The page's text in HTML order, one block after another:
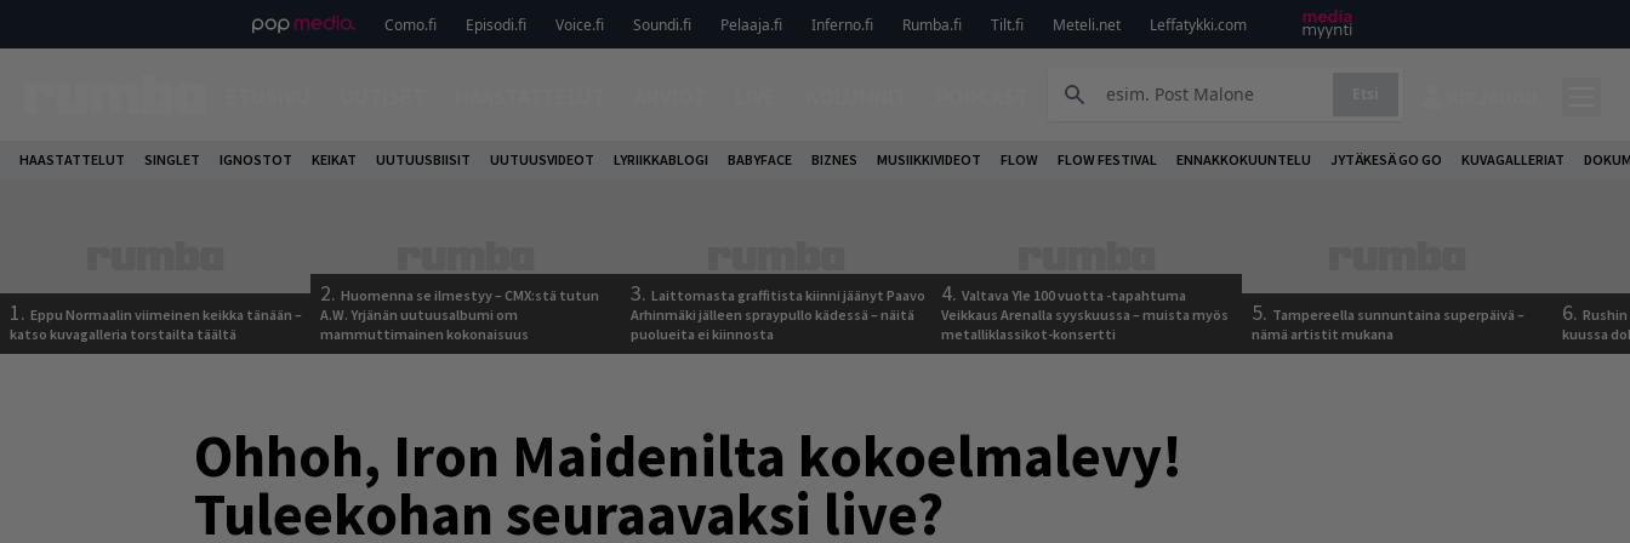
Como.fi Episodi.fi Voice.fi Soundi.fi Pelaaja.fi Inferno.fi Rumba.fi Tilt.fi Meteli.net Leffatykki.com
HAASTATTELUT SINGLET IGNOSTOT KEIKAT UUTUUSBIISIT UUTUUSVIDEOT LYRIIKKABLOGI BABYFACE BIZNES MUSIIKKIVIDEOT FLOW FLOW FESTIVAL ENNAKKOKUUNTELU JYTÄKESÄ GO GO KUVAGALLERIAT
1. Eppu Normaalin viimeinen keikka tänään –
katso kuvagalleria torstailta täältä
2. Huomenna se ilmestyy – CMX:stä tutun
A.W. Yrjänän uutuusalbumi om
mammuttimainen kokonaisuus
3. Laittomasta graffitista kiinni jäänyt Paavo
Arhinmäki jälleen spraypullo kädessä – näitä
puolueita ei kiinnosta
4. Valtava Yle 100 vuotta -tapahtuma
Veikkaus Arenalla syyskuussa – muista myös
metalliklassikot-konsertti
5. Tampereella sunnuntaina superpäivä –
nämä artistit mukana
6.
kuussa
Ohhoh, Iron Maidenilta kokoelmalevy!
Tuleekohan seuraavaksi live?